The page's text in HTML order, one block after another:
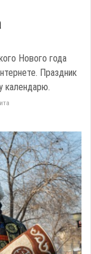
Нового года
Праздник
календарю.